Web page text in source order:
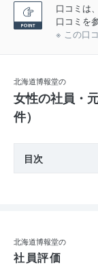
口コミは
口コミを
※ この口
北海道博報堂の
女性の社員・
件）
目次
北海道博報堂の
社員評価